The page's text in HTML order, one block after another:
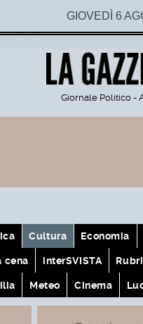
GIOVEDÌ 6
Giornale Politico -
Cultura Economia
cena interSVISTA
Meteo Cinema